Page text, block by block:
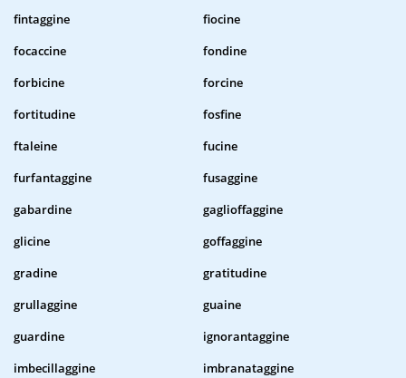
fintaggine
fiocine
focaccine
fondine
forbicine
forcine
fortitudine
fosfine
ftaleine
fucine
furfantaggine
fusaggine
gabardine
gaglioffaggine
glicine
goffaggine
gradine
gratitudine
grullaggine
guaine
guardine
ignorantaggine
imbecillaggine
imbranataggine